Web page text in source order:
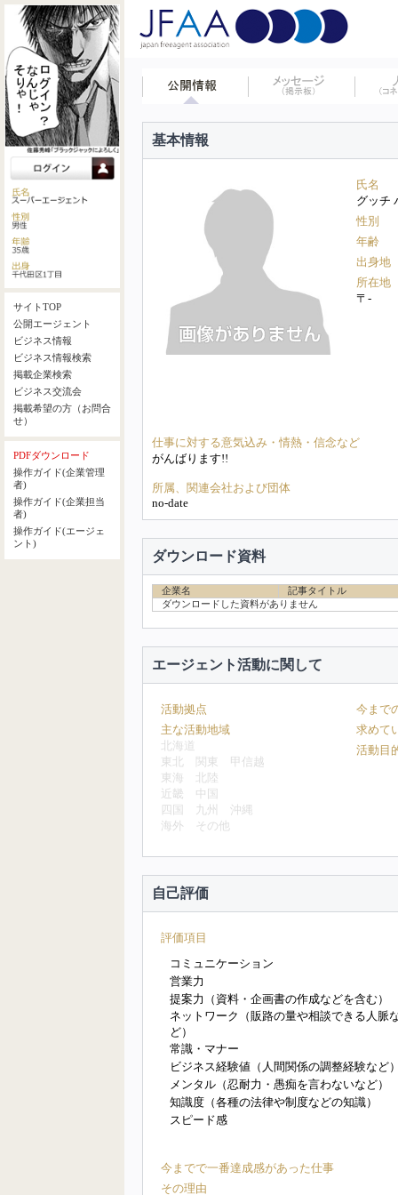
サイトTOP
公開エージェント
ビジネス情報
ビジネス情報検索
掲載企業検索
ビジネス交流会
掲載希望の方（お問合
せ）
PDFダウンロード
操作ガイド(企業管理
者)
操作ガイド(企業担当
者)
操作ガイド(エージェ
ント)
基本情報
氏名
グッチ
性別
年齢
出身地
所在地
〒-
仕事に対する意気込み・情熱・信念など
がんばります!!
所属、関連会社および団体
no-date
ダウンロード資料
企業名
記事タイトル
ダウンロードした資料がありません
エージェント活動に関して
活動拠点
主な活動地域
北海道
東北
関東
甲信越
東海
北陸
近畿
中国
四国
九州
沖縄
海外
その他
今まで
求めて
活動目
自己評価
評価項目
コミュニケーション
営業力
提案力（資料・企画書の作成などを含む）
ネットワーク（販路の量や相談できる人脈
ど）
常識・マナー
ビジネス経験値（人間関係の調整経験など
メンタル（忍耐力・愚痴を言わないなど）
知識度（各種の法律や制度などの知識）
スピード感
今までで一番達成感があった仕事
その理由